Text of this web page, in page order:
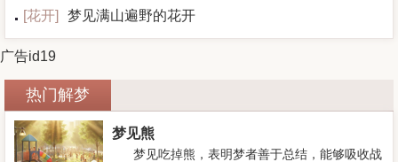
[花开] 梦见满山遍野的花开
广告id19
热门解梦
梦见熊
梦见吃掉熊，表明梦者善于总结，能够吸收战